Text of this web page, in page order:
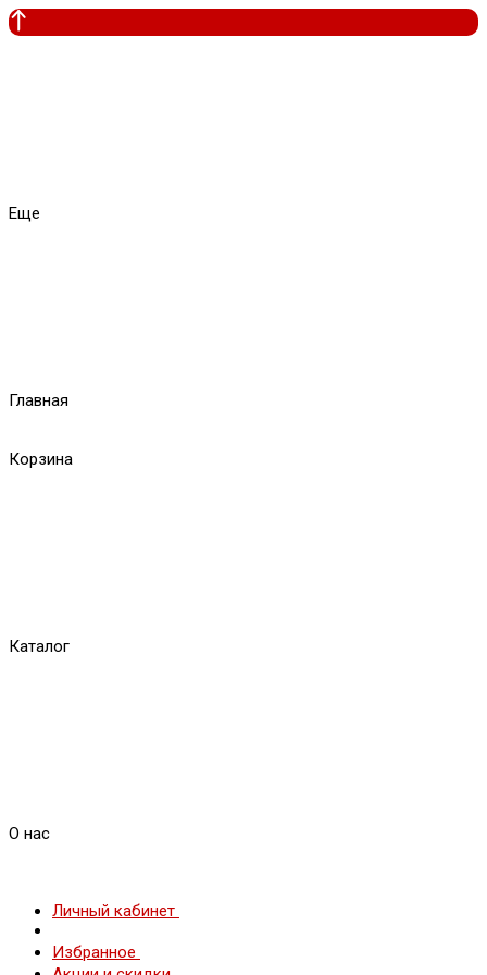
Еще
Главная
Корзина
Каталог
О нас
Личный кабинет
Избранное